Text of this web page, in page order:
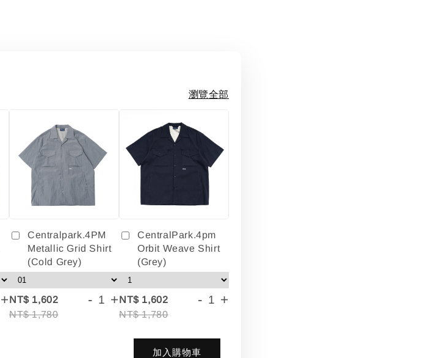
瀏覽全部
+
Centralpark.4PM
Metallic Grid Shirt
(Cold Grey)
NT$ 1,602
NT$ 1,780
- +
CentralPark.4pm
Orbit Weave Shirt
(Grey)
NT$ 1,602
NT$ 1,780
- +
加入購物車